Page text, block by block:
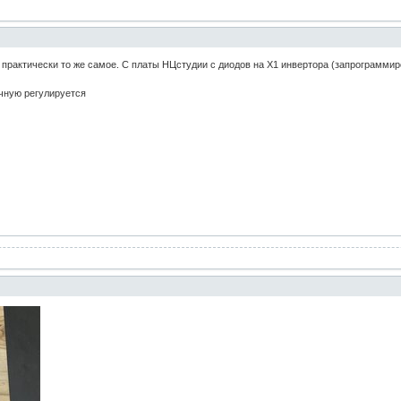
то же самое. С платы НЦстудии с диодов на Х1 инвертора
регулируется